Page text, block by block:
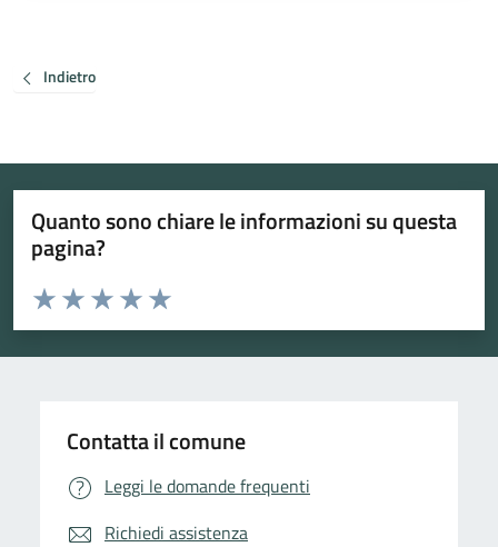
Indietro
Quanto sono chiare le informazioni su questa
pagina?
Valuta da 1 a 5 stelle la pagina
Valuta 5 stelle su 5
Valuta 4 stelle su 5
Valuta 3 stelle su 5
Valuta 2 stelle su 5
Valuta 1 stelle su 5
Contatta il comune
Leggi le domande frequenti
Richiedi assistenza